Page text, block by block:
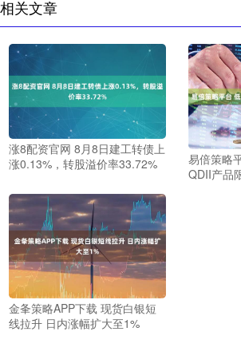
相关文章
涨8配资官网 8月8日建工转债上
涨0.13%，转股溢价率33.72%
易倍策略
QDII产品
金夆策略APP下载 现货白银短
线拉升 日内涨幅扩大至1%